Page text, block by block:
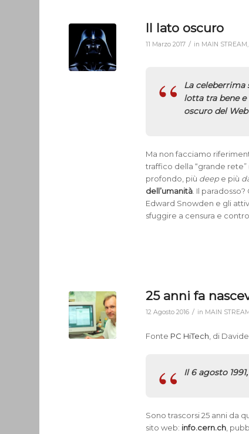
Il lato oscuro
11 Marzo 2017 / in MAIN STREAM
La celeberrima
lotta tra bene
oscuro del
Ma non facciamo
traffico della “grande
profondo, più deepe più
dell’umanità. Il
Edward Snowden e gli
sfuggire a censura e
25 anni fa
12 Agosto 2016 / in MAIN
Fonte PC HiTech , di
Il 6 agosto
Sono trascorsi 25 anni da
sito web: info.cern.ch ,